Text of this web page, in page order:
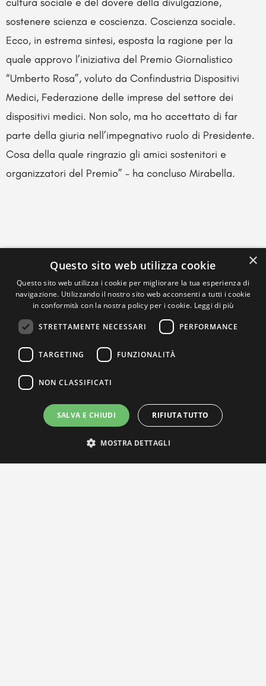
sostenere scienza e coscienza. Coscienza sociale.
Ecco, in estrema sintesi, esposta la ragione per la
quale approvo l’iniziativa del Premio Giornalistico
“Umberto Rosa”, voluto da Confindustria Dispositivi
Medici, Federazione delle imprese del settore dei
dispositivi medici. Non solo, ma ho accettato di far
parte della giuria nell’impegnativo ruolo di Presidente.
Cosa della quale ringrazio gli amici sostenitori e
organizzatori del Premio” – ha concluso Mirabella.
×
Questo sito web utilizza cookie
Questo sito web utilizza i cookie per migliorare la tua esperienza di
navigazione. Utilizzando il nostro sito web acconsenti a tutti i cookie
in conformità con la nostra policy per i cookie. Leggi di più
STRETTAMENTE NECESSARI PERFORMANCE
TARGETING FUNZIONALITÀ
NON CLASSIFICATI
SALVA E CHIUDI RIFIUTA TUTTO
MOSTRA DETTAGLI